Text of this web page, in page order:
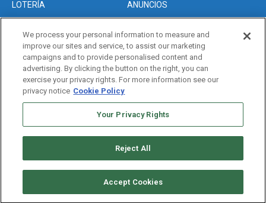
LOTERÍA
ANUNCIOS
Acerca de nosotros
Advertise with Us/Anuncios
Politica de Privacidad
Editorial Guidelines
We process your personal information to measure and
improve our sites and service, to assist our marketing
campaigns and to provide personalised content and
advertising. By clicking the button on the right, you can
exercise your privacy rights. For more information see our
privacy notice Cookie Policy
Your Privacy Rights
Reject All
Accept Cookies